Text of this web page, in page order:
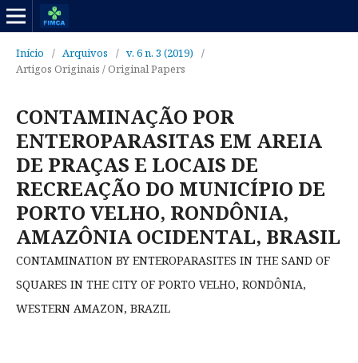
Início / Arquivos / v. 6 n. 3 (2019)
/
Artigos Originais / Original Papers
CONTAMINAÇÃO POR
ENTEROPARASITAS EM AREIA
DE PRAÇAS E LOCAIS DE
RECREAÇÃO DO MUNICÍPIO DE
PORTO VELHO, RONDÔNIA,
AMAZÔNIA OCIDENTAL, BRASIL
CONTAMINATION BY ENTEROPARASITES IN THE SAND OF
SQUARES IN THE CITY OF PORTO VELHO, RONDÔNIA,
WESTERN AMAZON, BRAZIL